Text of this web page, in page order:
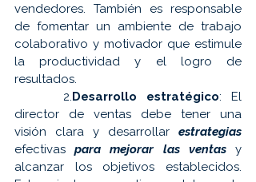
vendedores. También es responsable
de fomentar un ambiente de trabajo
colaborativo y motivador que estimule
la productividad y el logro de
resultados.
     2.
Desarrollo estratégico: El
director de ventas debe tener una
visión clara y desarrollar estrategias
efectivas para mejorar las ventas y
alcanzar los objetivos establecidos.